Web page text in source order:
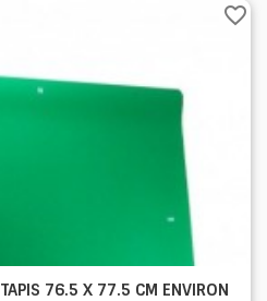
TAPIS 76.5 X 77.5 CM ENVIRON
favorite_border